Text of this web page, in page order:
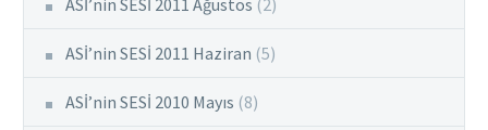
ASİ’nin SESİ 2011 Haziran (5)
ASİ’nin SESİ 2010 Mayıs (8)